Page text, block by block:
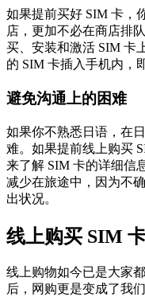
如果提前买好 SIM 卡，
店，更加不必在商店排
买、安装和激活 SIM 卡
的 SIM 卡插入手机内，
避免沟通上的困难
如果你不熟悉日语，在
难。如果提前线上购买
来了解 SIM 卡的详细信
减少在旅途中，因为不
出状况。
线上购买 SIM
线上购物如今已是大家
后，网购更是变成了我